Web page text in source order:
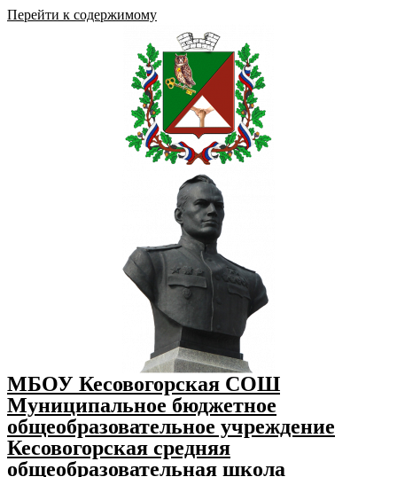
Перейти к содержимому
МБОУ Кесовогорская СОШ
Муниципальное бюджетное
общеобразовательное учреждение
Кесовогорская средняя
общеобразовательная школа